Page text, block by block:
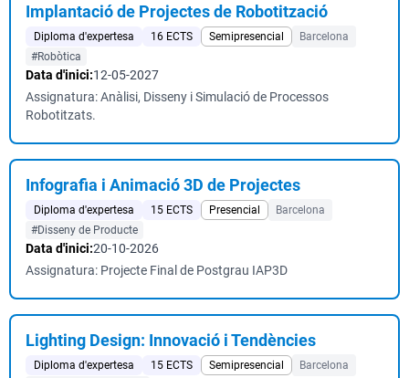
Implantació de Projectes de Robotització
Diploma d'expertesa 16 ECTS Semipresencial
Barcelona
#Robòtica
Data d'inici:12-05-2027
Assignatura: Anàlisi, Disseny i Simulació de Processos
Robotitzats.
Infografia i Animació 3D de Projectes
Diploma d'expertesa 15 ECTS Presencial
Barcelona
#Disseny de Producte
Data d'inici:20-10-2026
Assignatura: Projecte Final de Postgrau IAP3D
Lighting Design: Innovació i Tendències
Diploma d'expertesa 15 ECTS Semipresencial
Barcelona